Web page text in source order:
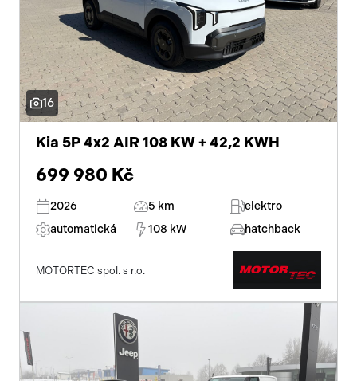
16
Kia 5P 4x2 AIR 108 KW + 42,2 KWH
699 980 Kč
2026 5 km
elektro
automatická
108 kW hatchback
MOTORTEC spol. s r.o.